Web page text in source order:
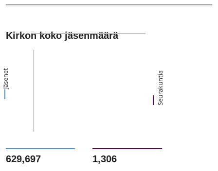
Kirkon koko jäsenmäärä
Jäsenet Seurakuntia
629,697 1,306